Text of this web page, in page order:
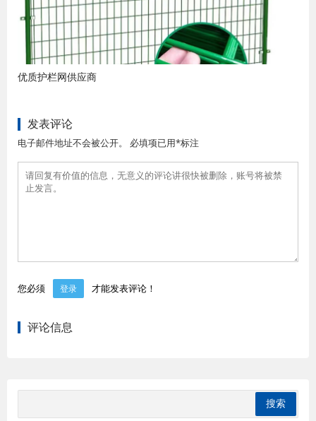
优质护栏网供应商
发表评论
电子邮件地址不会被公开。 必填项已用*标注
您必须 登录 才能发表评论！
评论信息